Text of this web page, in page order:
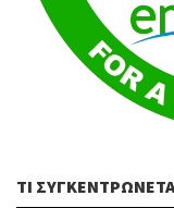
ΤΙ